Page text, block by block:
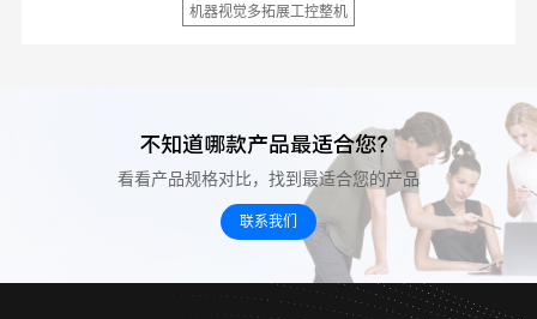
机器视觉多拓展工控整机
不知道哪款产品最适合您？
看看产品规格对比，找到最适合您的产品
联系我们